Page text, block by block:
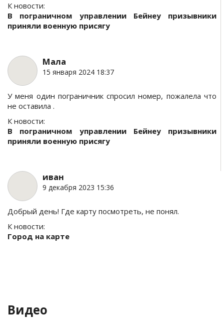
К новости:
В пограничном управлении Бейнеу призывники
приняли военную присягу
Мала
15 января 2024 18:37
У меня один пограничник спросил номер, пожалела что
не оставила .
К новости:
В пограничном управлении Бейнеу призывники
приняли военную присягу
иван
9 декабря 2023 15:36
Добрый день! Где карту посмотреть, не понял.
К новости:
Город на карте
Видео